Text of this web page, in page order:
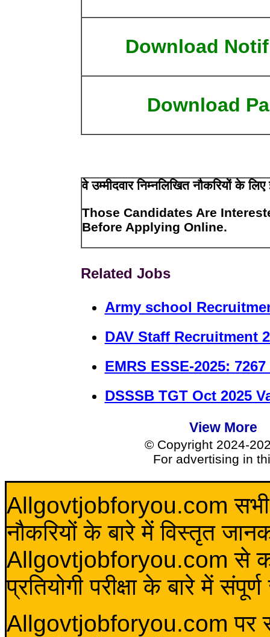
Download
Download
वे उम्मीदवार निम्नलिखित नौकरियों
Those Candidates Are
Before Applying Online.
Related Jobs
Army school
DAV Staff Recruitment
EMRS ESSE-2025:
DSSSB TGT Oct 2025
View More
© Copyright 2024-
For advertising in
Allgovtjobforyou.com सभी
नौकरियों के बारे में विस्तृत
Allgovtjobforyou.com से कोई
प्रतियोगी परीक्षा के बारे में
Allgovtjobforyou.com पर